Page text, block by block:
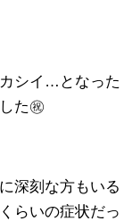
シイ…となった
た㊗️
深刻な方もいる
らいの症状だっ